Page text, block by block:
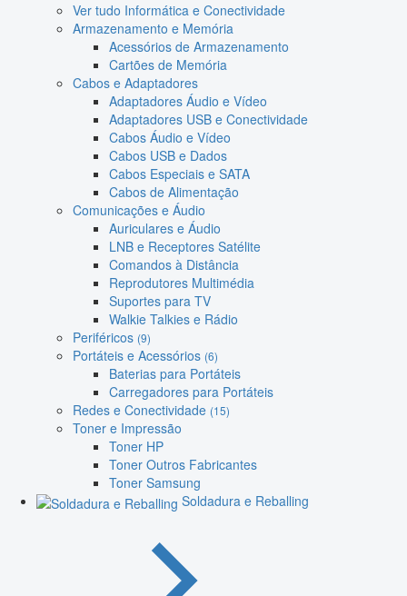
Ver tudo Informática e Conectividade
Armazenamento e Memória
Acessórios de Armazenamento
Cartões de Memória
Cabos e Adaptadores
Adaptadores Áudio e Vídeo
Adaptadores USB e Conectividade
Cabos Áudio e Vídeo
Cabos USB e Dados
Cabos Especiais e SATA
Cabos de Alimentação
Comunicações e Áudio
Auriculares e Áudio
LNB e Receptores Satélite
Comandos à Distância
Reprodutores Multimédia
Suportes para TV
Walkie Talkies e Rádio
Periféricos (9)
Portáteis e Acessórios (6)
Baterias para Portáteis
Carregadores para Portáteis
Redes e Conectividade (15)
Toner e Impressão
Toner HP
Toner Outros Fabricantes
Toner Samsung
Soldadura e Reballing